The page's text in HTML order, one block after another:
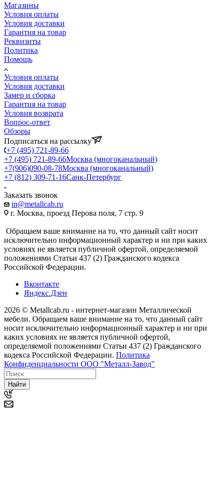
Магазины
Условия оплаты
Условия доставки
Гарантия на товар
Реквизиты
Политика
Помощь
Условия оплаты
Условия доставки
Замер и сборка
Гарантия на товар
Условия возврата
Вопрос-ответ
Обзоры
Подписаться на рассылку
+7 (495) 721-89-66
+7 (495) 721-89-66Москва (многоканальный)
+7(906)090-08-78Москва (многоканальный)
+7 (812) 309-71-16Санк-Петербург
Заказать звонок
in@metallcab.ru
г. Москва, проезд Перова поля, 7 стр. 9
Обращаем ваше внимание на то, что данный сайт носит
исключительно информационный характер и ни при каких
условиях не является публичной офертой, определяемой
положениями Статьи 437 (2) Гражданского кодекса
Российской Федерации.
Вконтакте
Яндекс.Дзен
2026 © Metallcab.ru - интернет-магазин Металлической
мебели. Обращаем ваше внимание на то, что данный сайт
носит исключительно информационный характер и ни при
каких условиях не является публичной офертой,
определяемой положениями Статьи 437 (2) Гражданского
кодекса Российской Федерации. Политика
Конфиденциальности ООО "Металл-Завод"
Найти